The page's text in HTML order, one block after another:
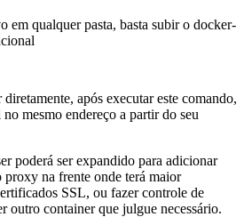
em qualquer pasta, basta subir o docker-
após executar este comando,
mesmo endereço a partir do seu
poderá ser expandido para adicionar
na frente onde terá maior
SSL, ou fazer controle de
outro container que julgue necessário.